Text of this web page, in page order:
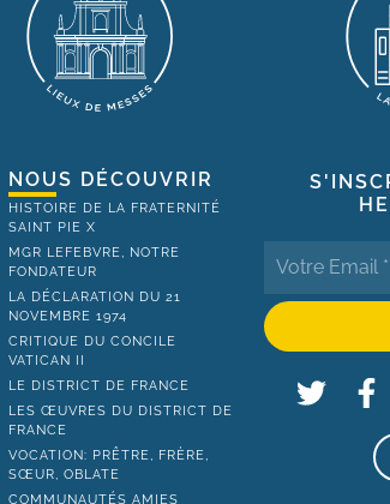
NOUS DÉCOUVRIR
HISTOIRE DE LA FRATERNITÉ
SAINT PIE X
MGR LEFEBVRE, NOTRE
FONDATEUR
LA DÉCLARATION DU 21
NOVEMBRE 1974
CRITIQUE DU CONCILE
VATICAN II
LE DISTRICT DE FRANCE
LES ŒUVRES DU DISTRICT DE
FRANCE
VOCATION: PRÊTRE, FRÈRE,
SŒUR, OBLATE
COMMUNAUTÉS AMIES